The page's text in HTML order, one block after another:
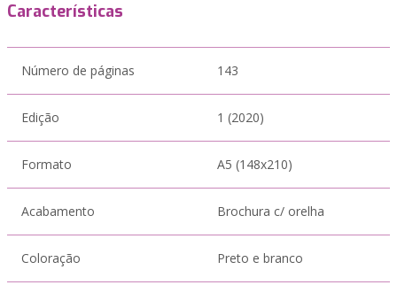
Características
Número de páginas 143
Edição 1 (2020)
Formato A5 (148x210)
Acabamento Brochura c/ orelha
Coloração Preto e branco